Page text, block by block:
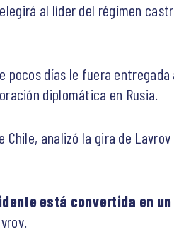
al líder del régimen
pocos días le fuera entregada
diplomática en Rusia.
analizó la gira de
está convertida en